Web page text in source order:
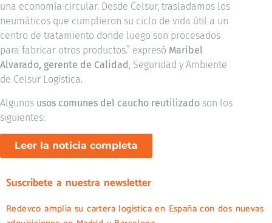
una economía circular. Desde Celsur, trasladamos los
neumáticos que cumplieron su ciclo de vida útil a un
centro de tratamiento donde luego son procesados
para fabricar otros productos.” expresó Maribel
Alvarado, gerente de Calidad , Seguridad y Ambiente
de Celsur Logística.
Algunos usos comunes del caucho reutilizado son los
siguientes:
Leer la noticia completa
Suscríbete a nuestra newsletter
Redevco amplía su cartera logística en España con dos nuevas